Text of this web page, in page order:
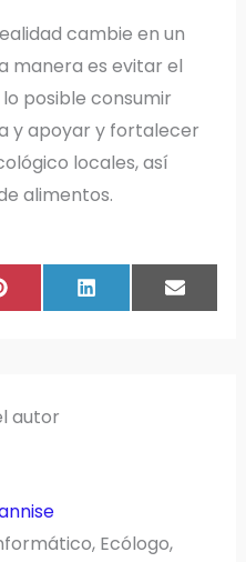
cambie en un
manera es evitar el
posible consumir
y apoyar y fortalecer
locales, así
alimentos.
COMPARTIR
P
N
COMPARTIR
EN
L
N
E
A
autor
Ecólogo,